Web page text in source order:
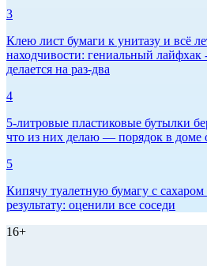
3
Клею лист бумаги к унитазу и всё
находчивости: гениальный лайфхак
делается на раз-два
4
5-литровые пластиковые бутылки
что из них делаю — порядок в доме
5
Кипячу туалетную бумагу с сахаром
результату: оценили все соседи
16+